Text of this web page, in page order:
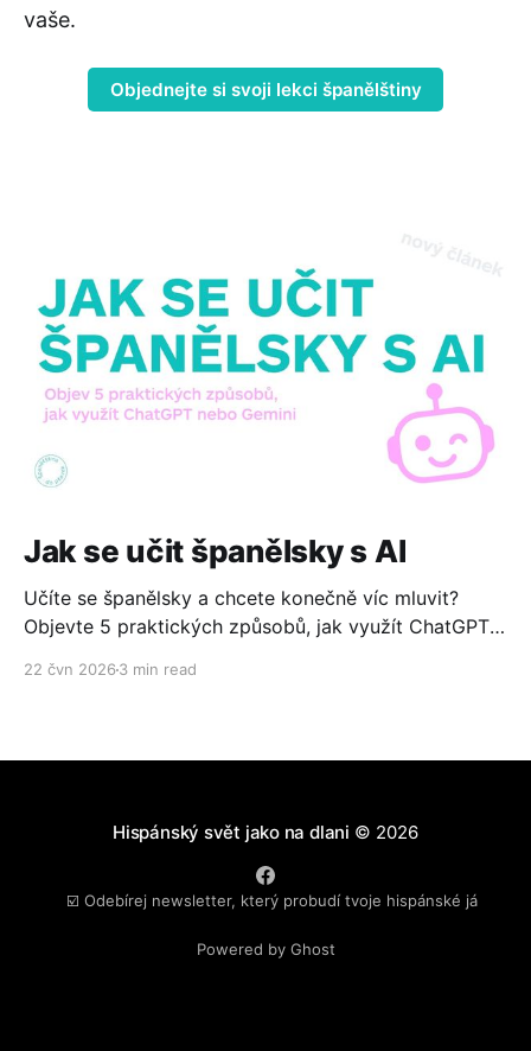
vaše.
Objednejte si svoji lekci španělštiny
Jak se učit španělsky s AI
Učíte se španělsky a chcete konečně víc mluvit?
Objevte 5 praktických způsobů, jak využít ChatGPT
22 čvn 2026 3 min read
Hispánský svět jako na dlani © 2026
☑️ Odebírej newsletter, který probudí tvoje hispánské já
Powered by Ghost